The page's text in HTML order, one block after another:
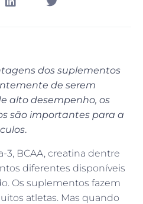
dos suplementos
de serem
alto desempenho, os
são importantes para a
.
3, BCAA, creatina dentre
diferentes disponíveis
Os suplementos fazem
atletas. Mas quando